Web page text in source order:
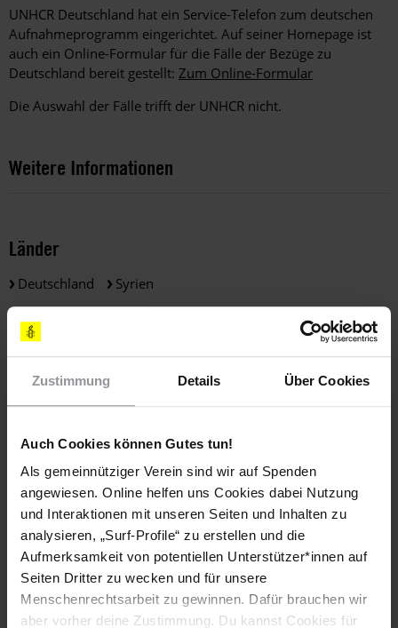
Zustimmung Details Über Cookies
Auch Cookies können Gutes tun!
Als gemeinnütziger Verein sind wir auf Spenden
angewiesen. Online helfen uns Cookies dabei Nutzung
und Interaktionen mit unseren Seiten und Inhalten zu
analysieren, „Surf-Profile“ zu erstellen und die
Aufmerksamkeit von potentiellen Unterstützer*innen auf
Seiten Dritter zu wecken und für unsere
Menschenrechtsarbeit zu gewinnen. Dafür brauchen wir
aber vorher deine Zustimmung. Du kannst Cookies für
UNHCR Deutschland hat ein Service-Telefon zum deutschen
Aufnahmeprogramm eingerichtet. Auf seiner Homepage ist
auch ein Online-Formular für die Fälle der Bezüge zu
Deutschland bereit gestellt: Zum Online-Formular
Die Auswahl der Fälle trifft der UNHCR nicht.
Weitere Informationen
Länder
Deutschland Syrien
Themen
Teile diesen Beitrag